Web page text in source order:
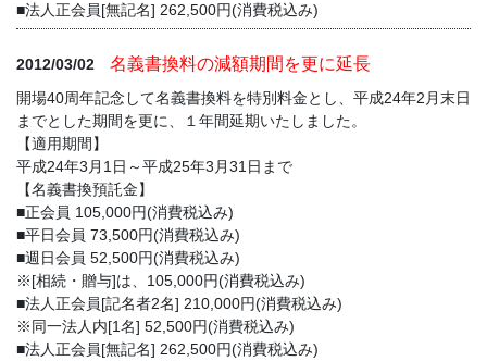
■法人正会員[無記名] 262,500円(消費税込み)
2012/03/02 名義書換料の減額期間を更に延長
開場40周年記念して名義書換料を特別料金とし、平成24年2月末日
までとした期間を更に、１年間延期いたしました。
【適用期間】
平成24年3月1日～平成25年3月31日まで
【名義書換預託金】
■正会員 105,000円(消費税込み)
■平日会員 73,500円(消費税込み)
■週日会員 52,500円(消費税込み)
※[相続・贈与]は、105,000円(消費税込み)
■法人正会員[記名者2名] 210,000円(消費税込み)
※同一法人内[1名] 52,500円(消費税込み)
■法人正会員[無記名] 262,500円(消費税込み)